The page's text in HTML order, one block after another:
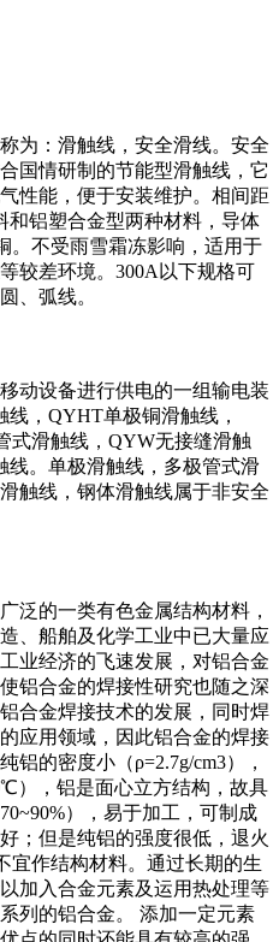
为：滑触线，安全滑线。安全
国情研制的节能型滑触线，它
性能，便于安装维护。相间距
和铝塑合金型两种材料，导体
。不受雨雪霜冻影响，适用于
较差环境。300A以下规格可
、弧线。
动设备进行供电的一组输电装
，QYHT单极铜滑触线，
式滑触线，QYW无接缝滑触
。单极滑触线，多极管式滑
触线，钢体滑触线属于非安全
泛的一类有色金属结构材料，
、船舶及化学工业中已大量应
业经济的飞速发展，对铝合金
铝合金的焊接性研究也随之深
合金焊接技术的发展，同时焊
应用领域，因此铝合金的焊接
铝的密度小（ρ=2.7g/cm3），
），铝是面心立方结构，故具
），易于加工，可制成
；但是纯铝的强度很低，退火
宜作结构材料。通过长期的生
加入合金元素及运用热处理等
列的铝合金。 添加一定元素